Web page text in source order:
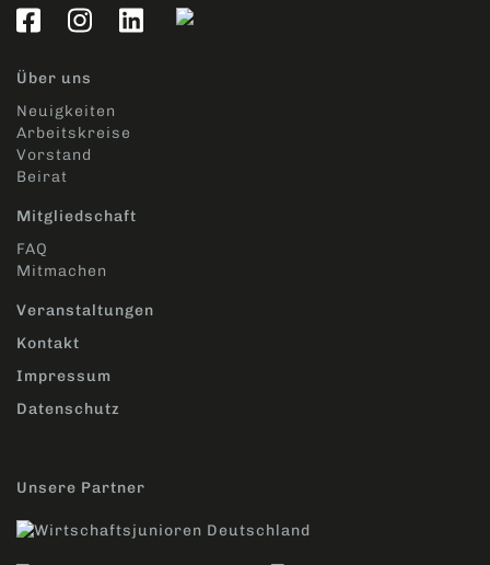
Über uns
Neuigkeiten
Arbeitskreise
Vorstand
Beirat
Mitgliedschaft
FAQ
Mitmachen
Veranstaltungen
Kontakt
Impressum
Datenschutz
Unsere Partner